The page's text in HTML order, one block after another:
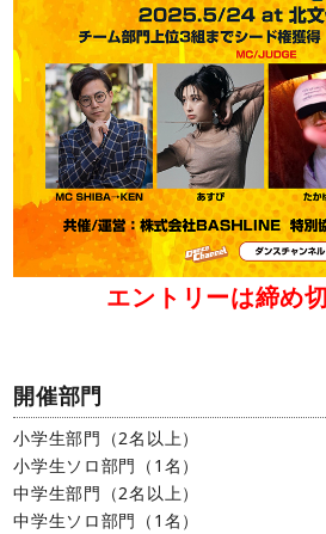
開催部門
小学生部門（2名以上）
小学生ソロ部門（1名）
中学生部門（2名以上）
中学生ソロ部門（1名）
エントリーは締め